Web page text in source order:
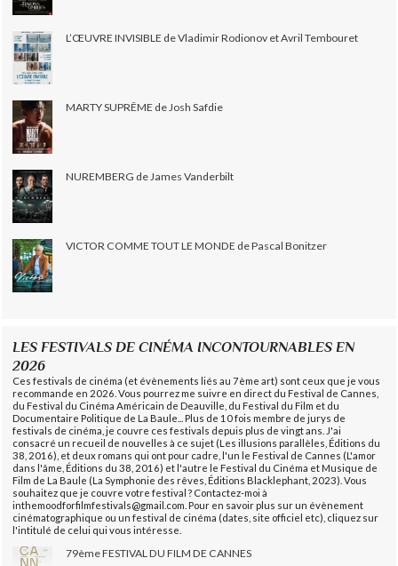
L’ŒUVRE INVISIBLE de Vladimir Rodionov et Avril Tembouret
MARTY SUPRÊME de Josh Safdie
NUREMBERG de James Vanderbilt
VICTOR COMME TOUT LE MONDE de Pascal Bonitzer
LES FESTIVALS DE CINÉMA INCONTOURNABLES EN
2026
Ces festivals de cinéma (et évènements liés au 7ème art) sont ceux que je vous
recommande en 2026. Vous pourrez me suivre en direct du Festival de Cannes,
du Festival du Cinéma Américain de Deauville, du Festival du Film et du
Documentaire Politique de La Baule... Plus de 10 fois membre de jurys de
festivals de cinéma, je couvre ces festivals depuis plus de vingt ans. J'ai
consacré un recueil de nouvelles à ce sujet (Les illusions parallèles, Éditions du
38, 2016), et deux romans qui ont pour cadre, l'un le Festival de Cannes (L'amor
dans l'âme, Éditions du 38, 2016) et l'autre le Festival du Cinéma et Musique de
Film de La Baule (La Symphonie des rêves, Éditions Blacklephant, 2023). Vous
souhaitez que je couvre votre festival ? Contactez-moi à
inthemoodforfilmfestivals@gmail.com. Pour en savoir plus sur un évènement
cinématographique ou un festival de cinéma (dates, site officiel etc), cliquez sur
l'intitulé de celui qui vous intéresse.
79ème FESTIVAL DU FILM DE CANNES